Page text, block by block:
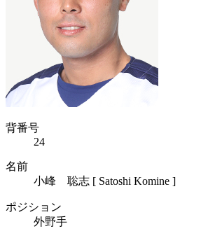
背番号
24
名前
小峰 聡志 [ Satoshi Komine ]
ポジション
外野手